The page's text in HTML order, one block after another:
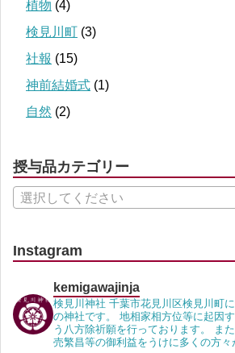
植物 (4)
検見川町 (3)
社報 (15)
神前結婚式 (1)
自然 (2)
授与品カテゴリー
選択してください
Instagram
kemigawajinja
検見川神社 千葉市花見川区検見川町
の神社です。 地相家相方位等に起因
う八方除祈願を行っております。 ま
売繁昌等の御利益をうけに多くの方々